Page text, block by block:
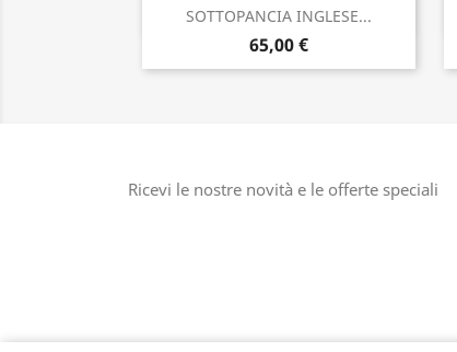
SOTTOPANCIA INGLESE...
65,00 €
Anteprima
Ricevi le nostre novità e le offerte speciali